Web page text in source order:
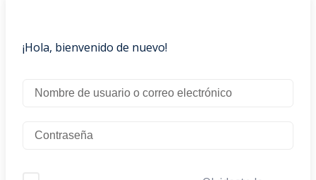
¡Hola, bienvenido de nuevo!